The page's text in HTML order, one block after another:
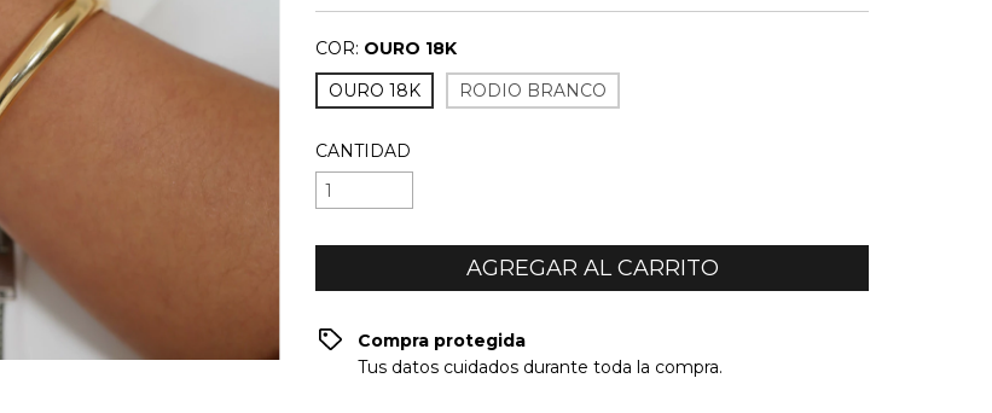
COR: OURO 18K
OURO 18K
RODIO BRANCO
CANTIDAD
Compra protegida
Tus datos cuidados durante toda la compra.